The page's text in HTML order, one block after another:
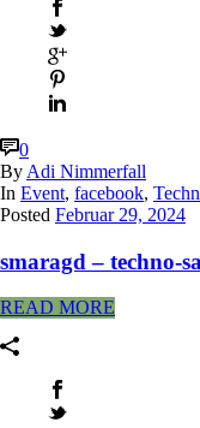
0
By Adi Nimmerfall
In Event, facebook,
Posted Februar 29, 2024
smaragd – techno-
READ MORE